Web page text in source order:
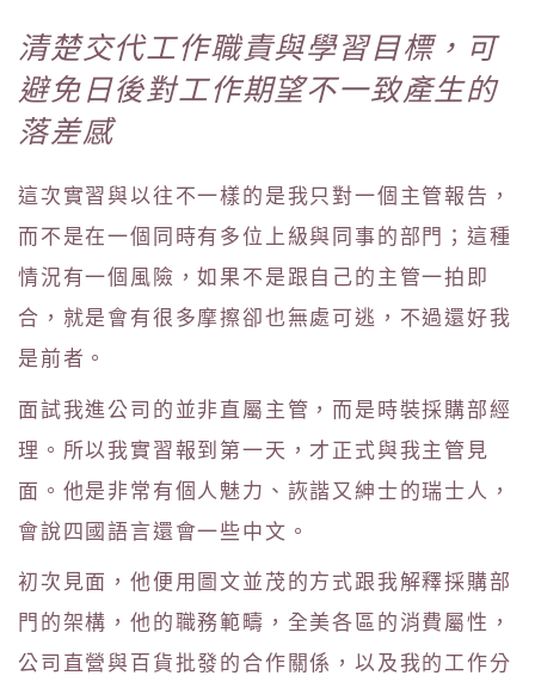
清楚交代工作職責與學習目標，可
避免日後對工作期望不一致產生的
落差感
這次實習與以往不一樣的是我只對一個主管報告，
而不是在一個同時有多位上級與同事的部門；這種
情況有一個風險，如果不是跟自己的主管一拍即
合，就是會有很多摩擦卻也無處可逃，不過還好我
是前者。
面試我進公司的並非直屬主管，而是時裝採購部經
理。所以我實習報到第一天，才正式與我主管見
面。他是非常有個人魅力、詼諧又紳士的瑞士人，
會說四國語言還會一些中文。
初次見面，他便用圖文並茂的方式跟我解釋採購部
門的架構，他的職務範疇，全美各區的消費屬性，
公司直營與百貨批發的合作關係，以及我的工作分